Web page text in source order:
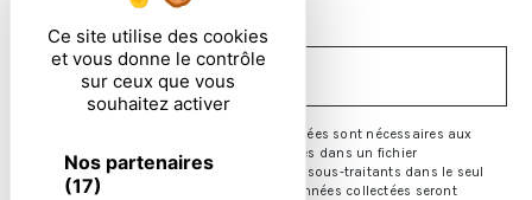
Ce site utilise des cookies
et vous donne le contrôle
sur ceux que vous
souhaitez activer
Nos partenaires
(17)
particulières ci-dessous **
ENVOYER
** Les données personnelles communiquées sont nécessaires aux
fins de vous contacter et sont enregistrées dans un fichier
informatisé. Elles sont destinées à et ses sous-traitants dans le seul
but de répondre à votre message. Les données collectées seront